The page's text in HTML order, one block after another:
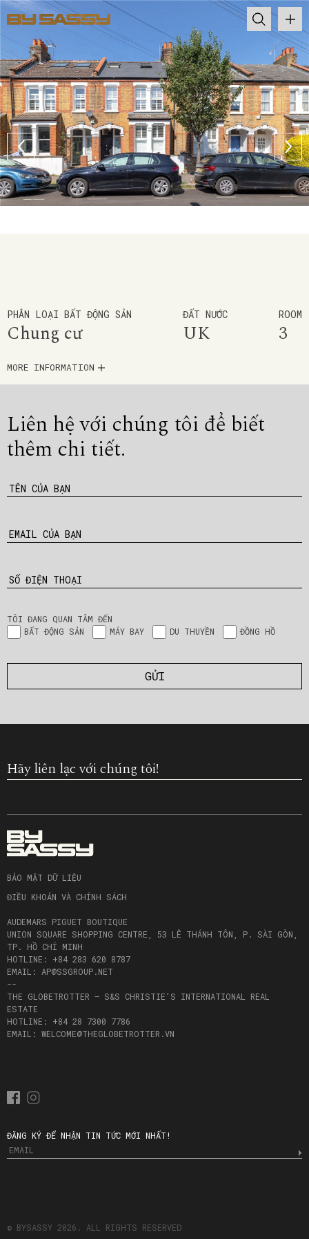
PHÂN LOẠI BẤT ĐỘNG SẢN
Chung cư
ĐẤT NƯỚC
UK
ROOM
3
MORE INFORMATION
Liên hệ với chúng tôi để biết
thêm chi tiết.
TÊN CỦA BẠN
EMAIL CỦA BẠN
SỐ ĐIỆN THOẠI
TÔI ĐANG QUAN TÂM ĐẾN
BẤT ĐỘNG SẢN
MÁY BAY DU THUYỀN ĐỒNG HỒ
Hãy liên lạc với chúng tôi!
BẢO MẬT DỮ LIỆU
ĐIỀU KHOẢN VÀ CHÍNH SÁCH
AUDEMARS PIGUET BOUTIQUE
UNION SQUARE SHOPPING CENTRE, 53 LÊ THÁNH TÔN, P. SÀI GÒN,
TP. HỒ CHÍ MINH
HOTLINE: +84 283 620 8787
EMAIL: AP@SSGROUP.NET
--
THE GLOBETROTTER – S&S CHRISTIE’S INTERNATIONAL REAL
ESTATE
HOTLINE: +84 28 7300 7786
EMAIL: WELCOME@THEGLOBETROTTER.VN
ĐĂNG KÝ ĐỂ NHẬN TIN TỨC MỚI NHẤT!
© BYSASSY 2026. ALL RIGHTS RESERVED